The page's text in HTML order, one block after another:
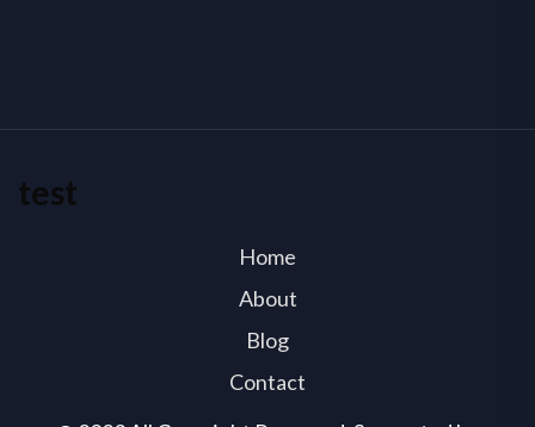
test
Home
About
Blog
Contact